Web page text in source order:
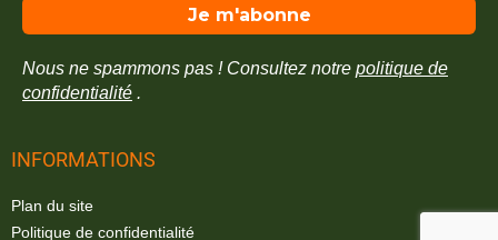
Nous ne spammons pas ! Consultez notre politique de
confidentialité .
INFORMATIONS
Plan du site
Politique de confidentialité